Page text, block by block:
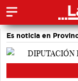
Es noticia en
Medio Ambiente